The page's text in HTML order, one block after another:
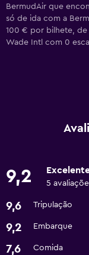
BermudAir que
só de ida com a
100 € por bilhete, de
Wade Intl com 0
9,2 5
9,6 Tripulação
9,2 Embarque
7,6 Comida